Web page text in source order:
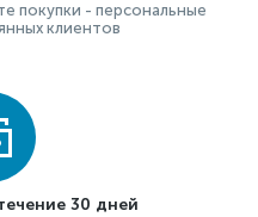
покупки - персональные
клиентов
30 дней